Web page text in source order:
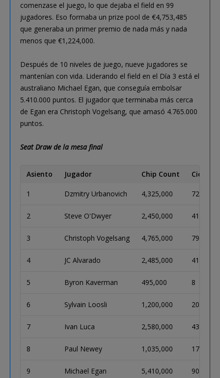
comenzase el juego, lo que dejaba el field en 99
jugadores. Eso formaba un prize pool de €4,753,485
que generaba un primer premio de nada más y nada
menos que €1,224,000.
Después de 10 niveles de juego, nueve jugadores se
mantenían con vida. Liderando el field en el Día 3 está el
australiano Michael Egan, que conseguía embolsar
5.410.000 puntos. El jugador que terminaba más cerca
de Egan era Christoph Vogelsang, que amasó 4.765.000
puntos.
Seat Draw de la mesa final
Asiento Jugador Chip Count Ciegas
1 Dzmitry Urbanovich 4,325,000 72
2 Steve O'Dwyer 2,450,000 41
3 Christoph Vogelsang 4,765,000 79
4 JC Alvarado 2,485,000 41
5 Byron Kaverman 495,000 8
6 Sylvain Loosli 1,200,000 20
7 Ivan Luca 2,580,000 43
8 Paul Newey 1,035,000 17
9 Michael Egan 5,410,000 90